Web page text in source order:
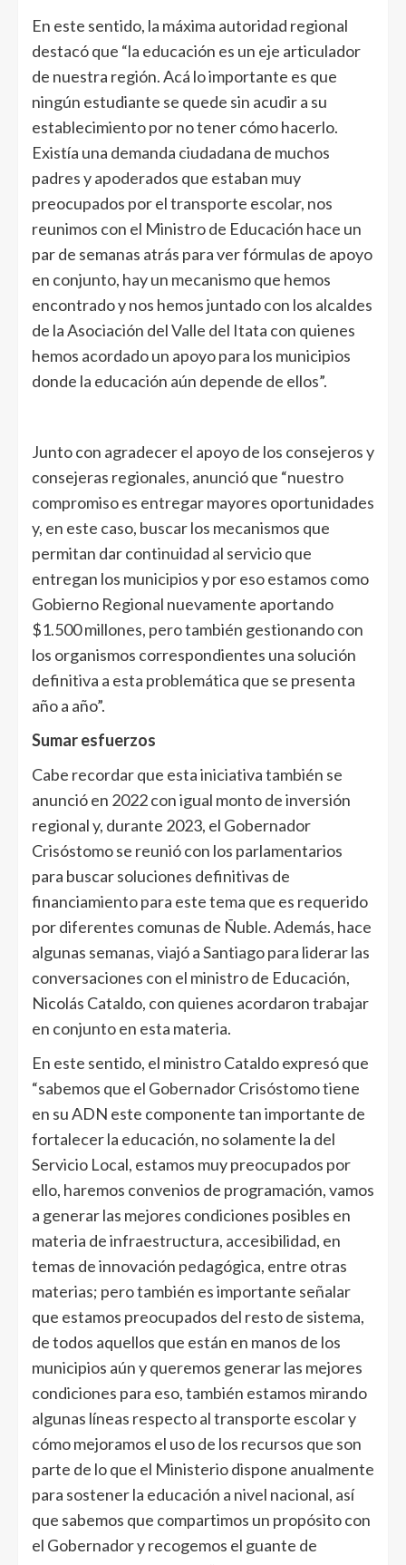
En este sentido, la máxima autoridad regional
destacó que “la educación es un eje articulador
de nuestra región. Acá lo importante es que
ningún estudiante se quede sin acudir a su
establecimiento por no tener cómo hacerlo.
Existía una demanda ciudadana de muchos
padres y apoderados que estaban muy
preocupados por el transporte escolar, nos
reunimos con el Ministro de Educación hace un
par de semanas atrás para ver fórmulas de apoyo
en conjunto, hay un mecanismo que hemos
encontrado y nos hemos juntado con los alcaldes
de la Asociación del Valle del Itata con quienes
hemos acordado un apoyo para los municipios
donde la educación aún depende de ellos”.
Junto con agradecer el apoyo de los consejeros y
consejeras regionales, anunció que “nuestro
compromiso es entregar mayores oportunidades
y, en este caso, buscar los mecanismos que
permitan dar continuidad al servicio que
entregan los municipios y por eso estamos como
Gobierno Regional nuevamente aportando
$1.500 millones, pero también gestionando con
los organismos correspondientes una solución
definitiva a esta problemática que se presenta
año a año”.
Sumar esfuerzos
Cabe recordar que esta iniciativa también se
anunció en 2022 con igual monto de inversión
regional y, durante 2023, el Gobernador
Crisóstomo se reunió con los parlamentarios
para buscar soluciones definitivas de
financiamiento para este tema que es requerido
por diferentes comunas de Ñuble. Además, hace
algunas semanas, viajó a Santiago para liderar las
conversaciones con el ministro de Educación,
Nicolás Cataldo, con quienes acordaron trabajar
en conjunto en esta materia.
En este sentido, el ministro Cataldo expresó que
“sabemos que el Gobernador Crisóstomo tiene
en su ADN este componente tan importante de
fortalecer la educación, no solamente la del
Servicio Local, estamos muy preocupados por
ello, haremos convenios de programación, vamos
a generar las mejores condiciones posibles en
materia de infraestructura, accesibilidad, en
temas de innovación pedagógica, entre otras
materias; pero también es importante señalar
que estamos preocupados del resto de sistema,
de todos aquellos que están en manos de los
municipios aún y queremos generar las mejores
condiciones para eso, también estamos mirando
algunas líneas respecto al transporte escolar y
cómo mejoramos el uso de los recursos que son
parte de lo que el Ministerio dispone anualmente
para sostener la educación a nivel nacional, así
que sabemos que compartimos un propósito con
el Gobernador y recogemos el guante de